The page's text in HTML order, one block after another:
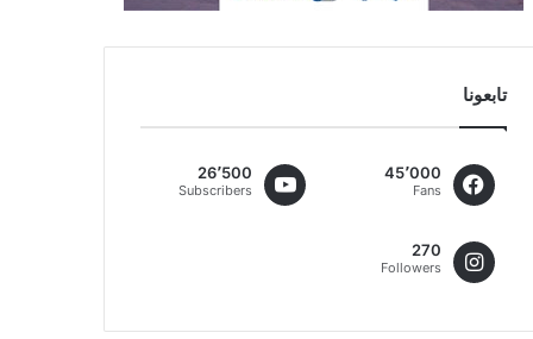
تابعونا
45٬000
Fans
26٬500
Subscribers
270
Followers